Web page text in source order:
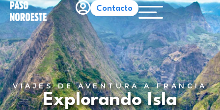
Contacto
FRANCIA
RESERVA 100€
VIAJES DE AVENTURA A FRANCIA
Explorando Isla